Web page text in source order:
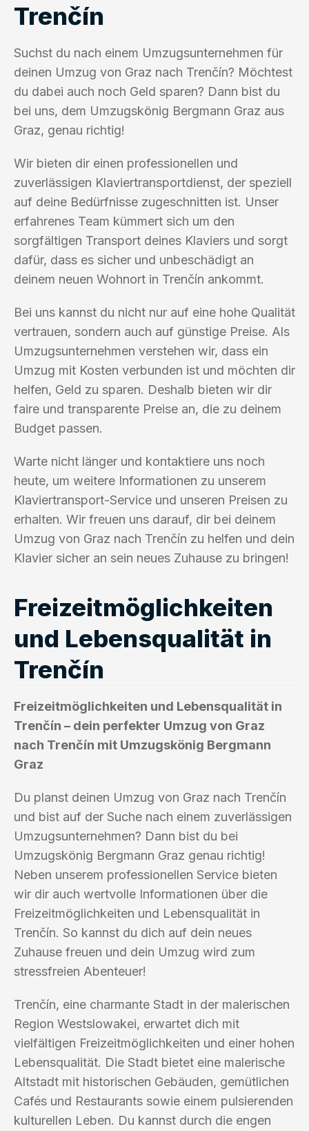
Trenčín
Suchst du nach einem Umzugsunternehmen für
deinen Umzug von Graz nach Trenčín? Möchtest
du dabei auch noch Geld sparen? Dann bist du
bei uns, dem Umzugskönig Bergmann Graz aus
Graz, genau richtig!
Wir bieten dir einen professionellen und
zuverlässigen Klaviertransportdienst, der speziell
auf deine Bedürfnisse zugeschnitten ist. Unser
erfahrenes Team kümmert sich um den
sorgfältigen Transport deines Klaviers und sorgt
dafür, dass es sicher und unbeschädigt an
deinem neuen Wohnort in Trenčín ankommt.
Bei uns kannst du nicht nur auf eine hohe Qualität
vertrauen, sondern auch auf günstige Preise. Als
Umzugsunternehmen verstehen wir, dass ein
Umzug mit Kosten verbunden ist und möchten dir
helfen, Geld zu sparen. Deshalb bieten wir dir
faire und transparente Preise an, die zu deinem
Budget passen.
Warte nicht länger und kontaktiere uns noch
heute, um weitere Informationen zu unserem
Klaviertransport-Service und unseren Preisen zu
erhalten. Wir freuen uns darauf, dir bei deinem
Umzug von Graz nach Trenčín zu helfen und dein
Klavier sicher an sein neues Zuhause zu bringen!
Freizeitmöglichkeiten
und Lebensqualität in
Trenčín
Freizeitmöglichkeiten und Lebensqualität in
Trenčín – dein perfekter Umzug von Graz
nach Trenčín mit Umzugskönig Bergmann
Graz
Du planst deinen Umzug von Graz nach Trenčín
und bist auf der Suche nach einem zuverlässigen
Umzugsunternehmen? Dann bist du bei
Umzugskönig Bergmann Graz genau richtig!
Neben unserem professionellen Service bieten
wir dir auch wertvolle Informationen über die
Freizeitmöglichkeiten und Lebensqualität in
Trenčín. So kannst du dich auf dein neues
Zuhause freuen und dein Umzug wird zum
stressfreien Abenteuer!
Trenčín, eine charmante Stadt in der malerischen
Region Westslowakei, erwartet dich mit
vielfältigen Freizeitmöglichkeiten und einer hohen
Lebensqualität. Die Stadt bietet eine malerische
Altstadt mit historischen Gebäuden, gemütlichen
Cafés und Restaurants sowie einem pulsierenden
kulturellen Leben. Du kannst durch die engen